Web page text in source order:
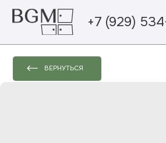
+7 (929) 534-10-77